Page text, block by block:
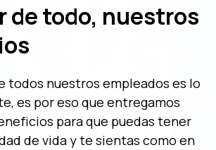
de todo, nuestros
todos nuestros empleados es lo
es por eso que entregamos
para que puedas tener
de vida y te sientas como en